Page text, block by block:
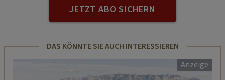
JETZT ABO SICHERN
DAS KÖNNTE SIE AUCH INTERESSIEREN